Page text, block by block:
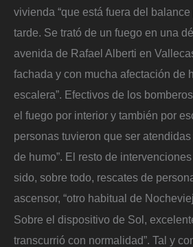
vivienda “que está fuera del
tarde. Se trató de un fuego en una
avenida de Rafael Alberti en
fachada y con mucha afectación de
escalera”. Efectivos de los
el fuego por interior y también por
personas tuvieron que ser
de humo”. El resto de
sido, sobre todo, rescates de
ascensor, “otro habitual de
Sobre el dispositivo de Sol,
transcurrió con normalidad”. Tal y